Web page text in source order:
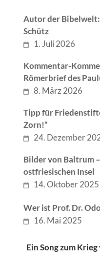
Autor der
Schütz
1. Juli 2026
Kommentar-
Römerbrief des
8. März 2026
Tipp für
Zorn!“
24. Dezember
Bilder von Baltrum
ostfriesischen Insel
14. Oktober 2025
Wer ist Prof. Dr.
16. Mai 2025
Ein Song zum